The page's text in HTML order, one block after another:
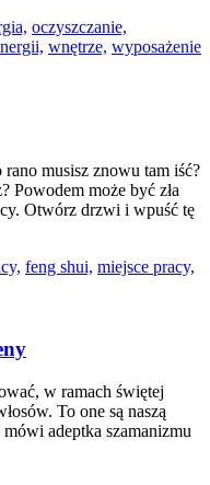
oczyszczanie,
wnętrze, wyposażenie
musisz znowu tam iść?
Powodem może być zła
Otwórz drzwi i wpuść tę
feng shui, miejsce pracy,
w ramach świętej
To one są naszą
adeptka szamanizmu